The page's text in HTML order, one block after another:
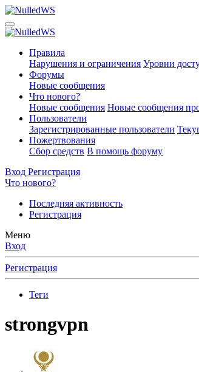
Правила
Нарушения и ограничения Уровни
Форумы
Новые сообщения
Что нового?
Новые сообщения Новые сообщения
Пользователи
Зарегистрированные пользователи
Пожертвования
Сбор средств В помощь форуму
Вход Регистрация
Что нового?
Последняя активность
Регистрация
Меню
Вход
Регистрация
Теги
strongvpn